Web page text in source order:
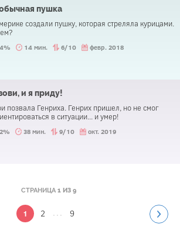
пушка
создали пушку, которая стреляла курицами.
14 мин. 6/10 февр. 2018
и я приду!
позвала Генриха. Генрих пришел, но не смог
в ситуации... и умер!
38 мин. 9/10 окт. 2019
СТРАНИЦА 1 ИЗ 9
1 2 ... 9